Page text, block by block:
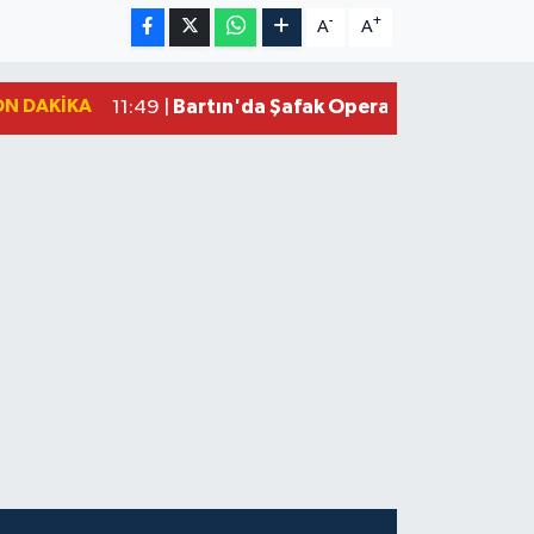
A- A+
DAKIKA 11:49 | Bartın'da Şafak Operasyonu: 5